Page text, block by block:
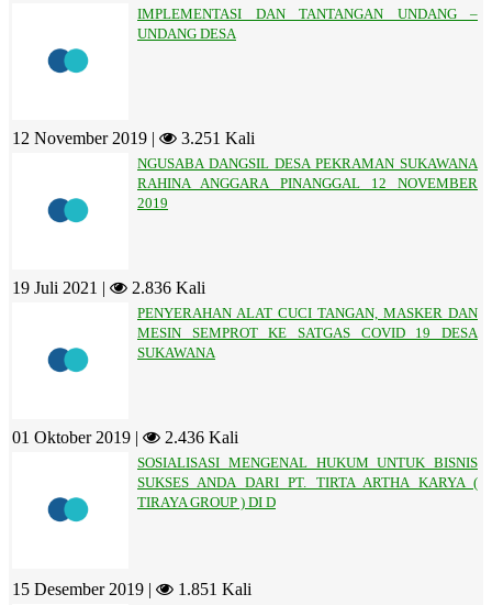
IMPLEMENTASI DAN TANTANGAN UNDANG –
UNDANG DESA
12 November 2019 | 3.251 Kali
NGUSABA DANGSIL DESA PEKRAMAN SUKAWANA
RAHINA ANGGARA PINANGGAL 12 NOVEMBER
2019
19 Juli 2021 | 2.836 Kali
PENYERAHAN ALAT CUCI TANGAN, MASKER DAN
MESIN SEMPROT KE SATGAS COVID 19 DESA
SUKAWANA
01 Oktober 2019 | 2.436 Kali
SOSIALISASI MENGENAL HUKUM UNTUK BISNIS
SUKSES ANDA DARI PT. TIRTA ARTHA KARYA (
TIRAYA GROUP ) DI D
15 Desember 2019 | 1.851 Kali